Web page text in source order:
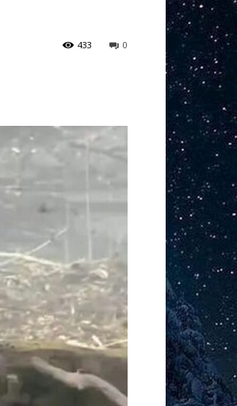
0
433